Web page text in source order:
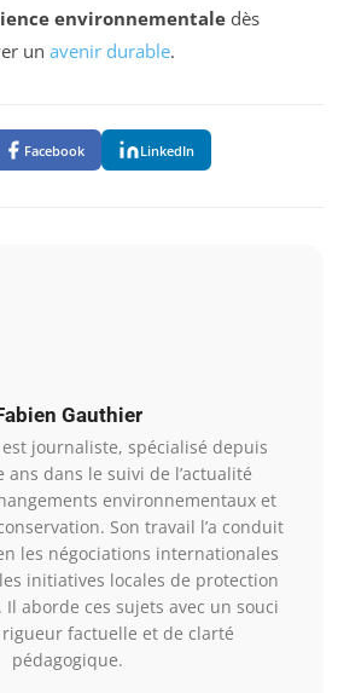
environnementale dès
un avenir durable.
Facebook LinkedIn
Gauthier
journaliste, spécialisé depuis
ans dans le suivi de l’actualité
environnementaux et
Son travail l’a conduit
les négociations internationales
initiatives locales de protection
aborde ces sujets avec un souci
factuelle et de clarté
pédagogique.